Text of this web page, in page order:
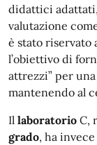
didattici
valutazione
è stato riservato
l’obiettivo di
attrezzi” per
mantenendo al
Il laboratorio C,
grado, ha